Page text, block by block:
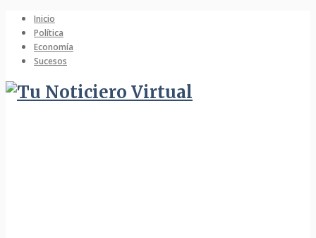
Inicio
Política
Economía
Sucesos